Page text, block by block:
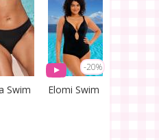
Swim
-20%
Elomi Swim